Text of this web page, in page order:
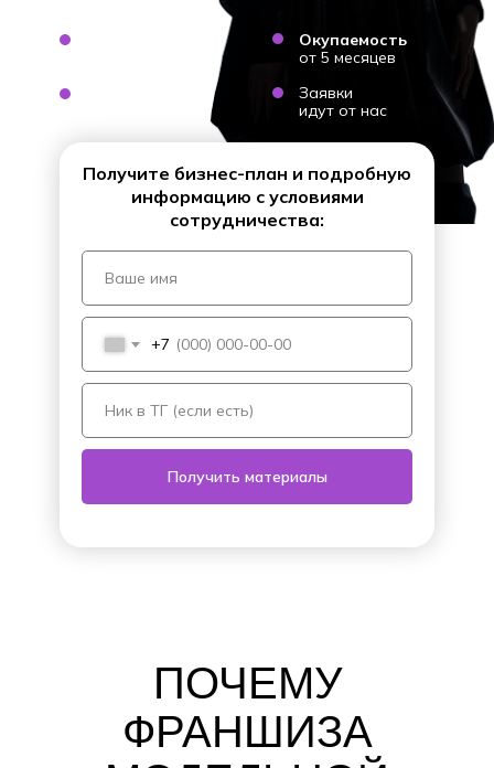
Получите бизнес-план и подробную
информацию с условиями
сотрудничества:
Заявки
идут от нас
Окупаемость
от 5 месяцев
+7
Получить материалы
ПОЧЕМУ
ФРАНШИЗА